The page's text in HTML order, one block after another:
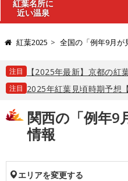
紅葉名所に
近い温泉
紅葉2025 全国の「例年9月が
注目 【2025年最新】京都の紅
注目 2025年紅葉見頃時期予想
関西の「例年9
情報
エリアを変更する